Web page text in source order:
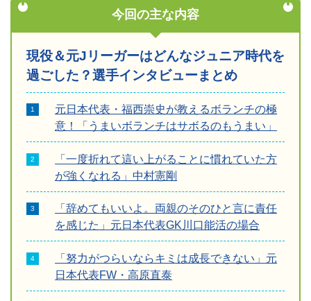
今回の主な内容
現役＆元Jリーガーはどんなジュニア時代を
過ごした？選手インタビューまとめ
元日本代表・福西崇史が教えるボランチの極
意！「うまいボランチはサボるのもうまい」
「一度折れて這い上がることに慣れていた方
が強くなれる」中村憲剛
「辞めてもいいよ。両親のそのひと言に責任
を感じた」元日本代表GK川口能活の場合
「努力がつらいならキミは成長できない」元
日本代表FW・高原直泰